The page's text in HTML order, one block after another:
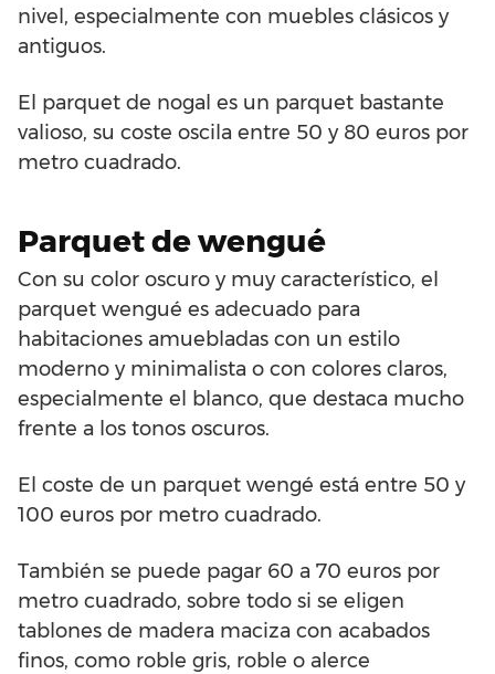
nivel, especialmente con muebles clásicos y
antiguos.
El parquet de nogal es un parquet bastante
valioso, su coste oscila entre 50 y 80 euros por
metro cuadrado.
Parquet de wengué
Con su color oscuro y muy característico, el
parquet wengué es adecuado para
habitaciones amuebladas con un estilo
moderno y minimalista o con colores claros,
especialmente el blanco, que destaca mucho
frente a los tonos oscuros.
El coste de un parquet wengé está entre 50 y
100 euros por metro cuadrado.
También se puede pagar 60 a 70 euros por
metro cuadrado, sobre todo si se eligen
tablones de madera maciza con acabados
finos, como roble gris, roble o alerce